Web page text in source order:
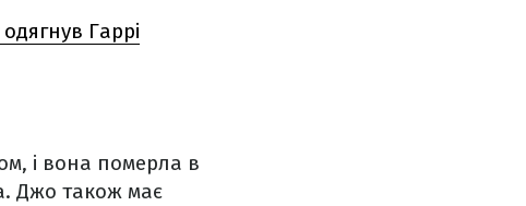
Гаррі
і вона померла в
Джо також має